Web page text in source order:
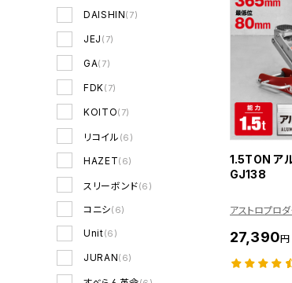
DAISHIN(7)
JEJ (7)
GA(7)
FDK(7)
KOITO(7)
リコイル (6)
HAZET(6)
スリーボンド(6)
コニシ(6)
Unit(6)
JURAN(6)
1.5TON ア
GJ138
アストロプロ
27,390円